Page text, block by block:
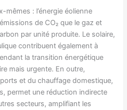
mêmes : l’énergie éolienne
de CO₂ que le gaz et
par unité produite. Le solaire,
contribuent également à
la transition énergétique
mais urgente. En outre,
et du chauffage domestique,
permet une réduction indirecte
secteurs, amplifiant les